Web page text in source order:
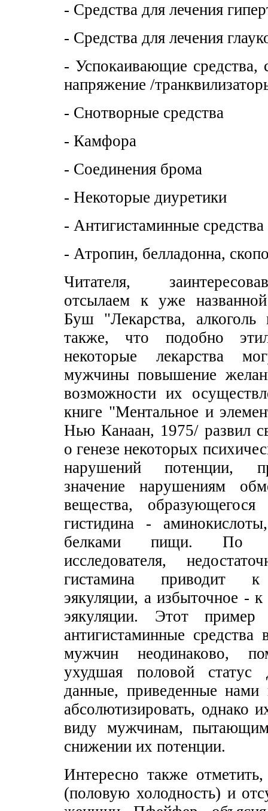
- Средства для лечения
- Средства для лечения
- Успокаивающие средства,
напряжение /
- Снотворные средства
- Камфора
- Соединения брома
- Некоторые диуретики
- Антигистаминные средства
- Атропин, белладонна,
Читателя,
отсылаем к уже
Буш "Лекарства,
также, что подобно
некоторые лекарства
мужчины повышение
возможности их
книге "Ментальное и
Нью Канаан, 1975/ развил
о генезе некоторых
нарушений потенции,
значение нарушениям
вещества,
гистидина -
белками пищи. По
исследователя,
гистамина приводит к
эякуляции, а избыточное -
эякуляции. Этот пример
антигистаминные
мужчин неодинаково,
ухудшая половой статус
данные, приведенные нами
абсолютизировать, однако
виду мужчинам,
снижении их потенции.
Интересно также
(половую холодность) и